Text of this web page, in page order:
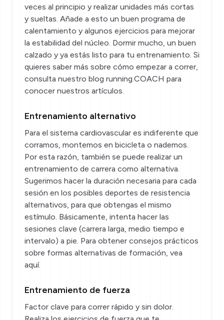
veces al principio y realizar unidades más cortas
y sueltas. Añade a esto un buen programa de
calentamiento y algunos ejercicios para mejorar
la estabilidad del núcleo. Dormir mucho, un buen
calzado y ya estás listo para tu entrenamiento. Si
quieres saber más sobre cómo empezar a correr,
consulta nuestro blog running.COACH para
conocer nuestros artículos.
Entrenamiento alternativo
Para el sistema cardiovascular es indiferente que
corramos, montemos en bicicleta o nademos.
Por esta razón, también se puede realizar un
entrenamiento de carrera como alternativa.
Sugerimos hacer la duración necesaria para cada
sesión en los posibles deportes de resistencia
alternativos, para que obtengas el mismo
estímulo. Básicamente, intenta hacer las
sesiones clave (carrera larga, medio tiempo e
intervalo) a pie. Para obtener consejos prácticos
sobre formas alternativas de formación, vea
aquí.
Entrenamiento de fuerza
Factor clave para correr rápido y sin dolor.